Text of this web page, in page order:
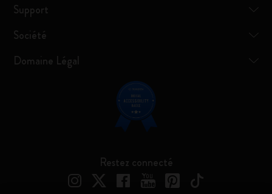
Support
Société
Domaine Légal
Restez connecté